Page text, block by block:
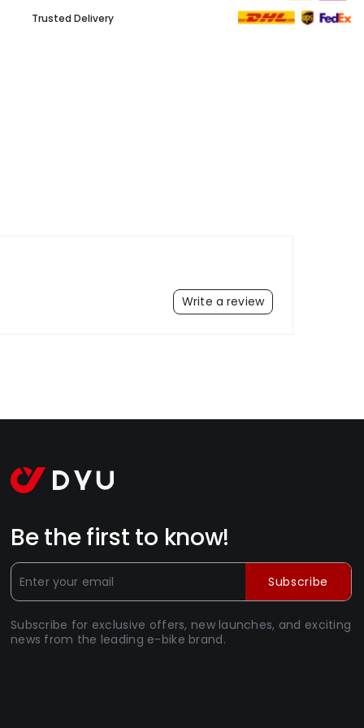
espigões de selim -
você mesmo pode ajustar a altura e o ângulo. Os
Trusted Delivery
Write a review
Be the first to know!
Subscribe for exclusive offers, new launches, and exciting
news from the leading e-bike brand.
Subscribe